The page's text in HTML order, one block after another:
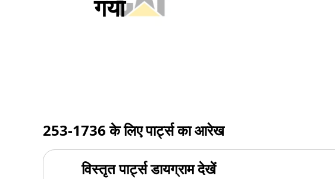
गया
253-1736के लिए पार्ट्स का आरेख
विस्तृत पार्ट्स डायग्राम देखें